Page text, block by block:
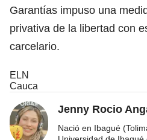
Garantías impuso una
privativa de la libertad con
carcelario.
ELN
Cauca
Jenny Rocio
Nació en Ibagué